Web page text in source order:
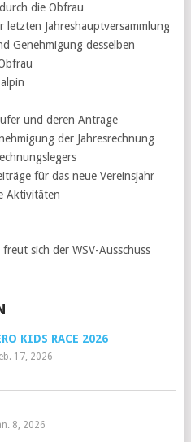
die Obfrau
letzten Jahreshauptversammlung
Genehmigung desselben
und deren Anträge
der Jahresrechnung
für das neue Vereinsjahr
Aktivitäten
sich der WSV-Ausschuss
KIDS RACE 2026
17, 2026
8, 2026